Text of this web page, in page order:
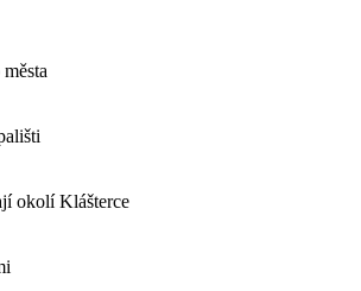
okolí Klášterce